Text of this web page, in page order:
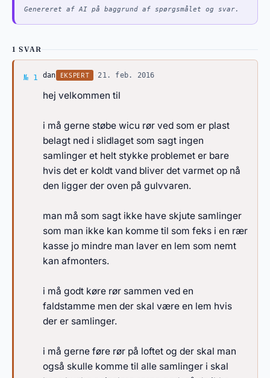
Genereret af AI på baggrund af spørgsmålet og svar.
1 SVAR
№ 1 Svar af dan
dan EKSPERT 21. feb. 2016
hej velkommen til
i må gerne støbe wicu rør ved som er plast
belagt ned i slidlaget som sagt ingen
samlinger et helt stykke problemet er bare
hvis det er koldt vand bliver det varmet op nå
den ligger der oven på gulvvaren.
man må som sagt ikke have skjute samlinger
som man ikke kan komme til som feks i en rær
kasse jo mindre man laver en lem som nemt
kan afmonters.
i må godt køre rør sammen ved en
faldstamme men der skal være en lem hvis
der er samlinger.
i må gerne føre rør på loftet og der skal man
også skulle komme til alle samlinger i skal